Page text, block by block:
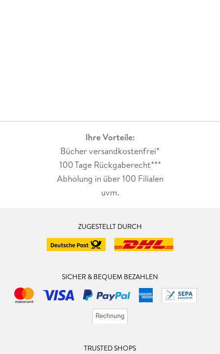
Ihre Vorteile:
Bücher versandkostenfrei*
100 Tage Rückgaberecht***
Abholung in über 100 Filialen
uvm.
ZUGESTELLT DURCH
SICHER & BEQUEM BEZAHLEN
TRUSTED SHOPS